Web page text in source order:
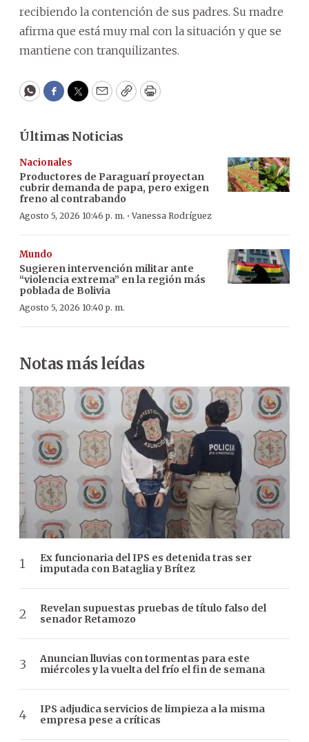
recibiendo la contención de sus padres. Su madre
afirma que está muy mal con la situación y que se
mantiene con tranquilizantes.
WhatsApp
Facebook
Twitter
EmailCopyPrint
Últimas Noticias
Nacionales
Productores de Paraguarí proyectan
cubrir demanda de papa, pero exigen
freno al contrabando
Agosto 5, 2026 10:46 p. m. ·Vanessa Rodríguez
Mundo
Sugieren intervención militar ante
“violencia extrema” en la región más
poblada de Bolivia
Agosto 5, 2026 10:40 p. m.
Notas más leídas
Ex funcionaria del IPS es detenida tras ser
imputada con Bataglia y Brítez
Revelan supuestas pruebas de título falso del
senador Retamozo
Anuncian lluvias con tormentas para este
miércoles y la vuelta del frío el fin de semana
IPS adjudica servicios de limpieza a la misma
empresa pese a críticas